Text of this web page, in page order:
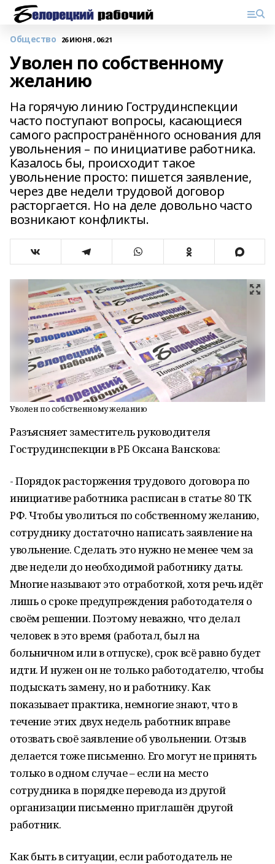
Общество 26 ИЮНЯ , 06:21
Уволен по собственному
желанию
На горячую линию Гострудинспекции
часто поступают вопросы, касающиеся
самого распространённого основания для
увольнения – по инициативе работника.
Казалось бы, происходит такое
увольнение просто: пишется заявление,
через две недели трудовой договор
расторгается. Но на деле довольно часто
возникают конфликты.
Уволен по собственному желанию
Разъясняет заместитель руководителя
Гострудинспекции в РБ Оксана Ванскова:
- Порядок расторжения трудового договора по
инициативе работника расписан в статье 80 ТК
РФ. Чтобы уволиться по собственному желанию,
сотруднику достаточно написать заявление на
увольнение. Сделать это нужно не менее чем за
две недели до необходимой работнику даты.
Многие называют это отработкой, хотя речь идёт
лишь о сроке предупреждения работодателя о
своём решении. Поэтому неважно, что делал
человек в это время (работал, был на
больничном или в отпуске), срок всё равно будет
идти. И нужен он не только работодателю, чтобы
подыскать замену, но и работнику. Как
показывает практика, немногие знают, что в
течение этих двух недель работник вправе
отозвать своё заявление об увольнении. Отзыв
делается тоже письменно. Его могут не принять
только в одном случае – если на место
сотрудника в порядке перевода из другой
организации письменно приглашён другой
работник.
Как быть в ситуации, если работодатель не